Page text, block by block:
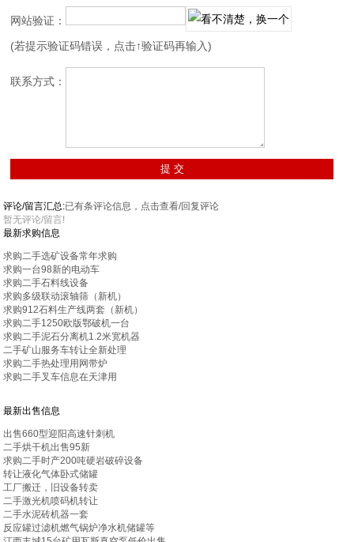
网站验证：
(若提示验证码错误，点击↑验证码再输入)
联系方式：
评论/留言汇总:已有条评论信息，点击查看/回复评论
暂无评论/留言!
最新求购信息
求购二手选矿设备常年求购
求购一台98新的电动车
求购二手石料线设备
求购多级联动滚轴筛（新机）
求购912石料生产线两套（新机）
求购二手1250欧版鄂破机一台
求购二手泥石分离机1.2米宽机器
二手矿山服务车转让全新处理
求购二手热处理用网带炉
求购二手叉车信息在天津用
最新出售信息
出售660型迎阳高速针刺机
二手烘干机出售95新
求购二手时产200吨硬岩破碎设备
转让液化气体卧式储罐
工厂搬迁，旧设备转卖
二手激光机喷码机转让
二手水泥砖机器一套
反应罐过滤机燃气锅炉净水机储罐等